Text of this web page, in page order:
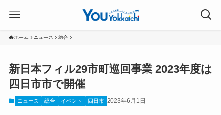
ホーム ニュース 総合
新日本フィル29市町巡回事業 2023年度は
四日市市で開催
ニュース 総合 イベント 四日市 2023年6月1日